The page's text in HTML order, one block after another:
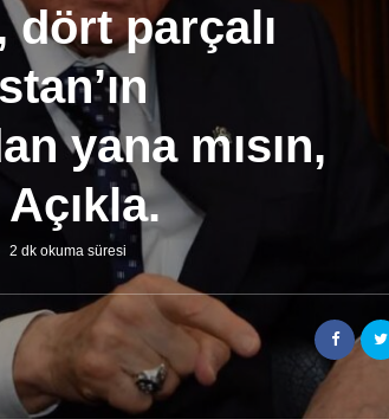
dört parçalı
yana mısın,
2 dk okuma süresi